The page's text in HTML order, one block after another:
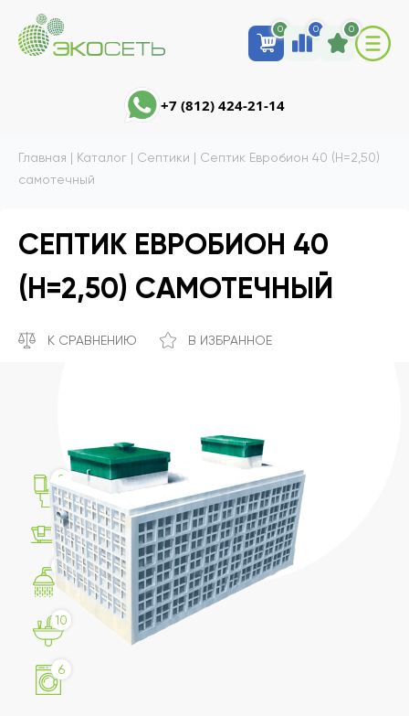
0 0 0
+7 (812) 424-21-14
Главная | Каталог | Септики | Септик Евробион 40 (Н=2,50)
самотечный
СЕПТИК ЕВРОБИОН 40
(Н=2,50) САМОТЕЧНЫЙ
К СРАВНЕНИЮ В ИЗБРАННОЕ
8
4
10
10
6